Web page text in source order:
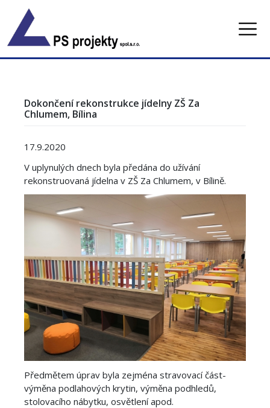
content
Dokončení rekonstrukce jídelny ZŠ Za
Chlumem, Bílina
17.9.2020
V uplynulých dnech byla předána do užívání
rekonstruovaná jídelna v ZŠ Za Chlumem, v Bílině.
Předmětem úprav byla zejména stravovací část-
výměna podlahových krytin, výměna podhledů,
stolovacího nábytku, osvětlení apod.